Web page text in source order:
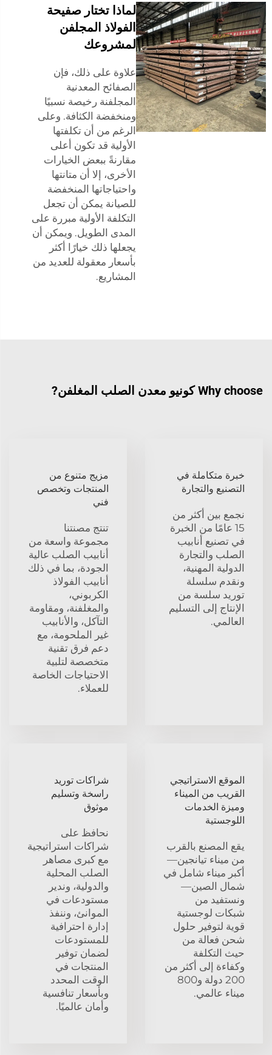
لماذا تختار صفيحة
الفولاذ المجلفن
لمشروعك
علاوة على ذلك، فإن
الصفائح المعدنية
المجلفنة رخيصة نسبيًا
ومنخفضة الكثافة. وعلى
الرغم من أن تكلفتها
الأولية قد تكون أعلى
مقارنةً ببعض الخيارات
الأخرى، إلا أن متانتها
واحتياجاتها المنخفضة
للصيانة يمكن أن تجعل
التكلفة الأولية مبررة على
المدى الطويل. ويمكن أن
يجعلها ذلك خيارًا أكثر
بأسعار معقولة للعديد من
المشاريع.
Why choose كونيو معدن الصلب المغلفن?
خبرة متكاملة في
التصنيع والتجارة
نجمع بين أكثر من
15 عامًا من الخبرة
في تصنيع أنابيب
الصلب والتجارة
الدولية المهنية،
ونقدم سلسلة
توريد سلسة من
الإنتاج إلى التسليم
العالمي.
مزيج متنوع من
المنتجات وتخصص
فني
تنتج مصنتنا
مجموعة واسعة من
أنابيب الصلب عالية
الجودة، بما في ذلك
أنابيب الفولاذ
الكربوني،
والمغلفنة، ومقاومة
التآكل، والأنابيب
غير الملحومة، مع
دعم فرق تقنية
متخصصة لتلبية
الاحتياجات الخاصة
للعملاء.
الموقع الاستراتيجي
القريب من الميناء
وميزة الخدمات
اللوجستية
يقع المصنع بالقرب
من ميناء تيانجين—
أكبر ميناء شامل في
شمال الصين—
ونستفيد من
شبكات لوجستية
قوية لتوفير حلول
شحن فعالة من
حيث التكلفة
وكفاءة إلى أكثر من
200 دولة و800
ميناء عالمي.
شراكات توريد
راسخة وتسليم
موثوق
نحافظ على
شراكات استراتيجية
مع كبرى مصاهر
الصلب المحلية
والدولية، وندير
مستودعات في
الموانئ، وننفذ
إدارة احترافية
للمستودعات
لضمان توفير
المنتجات في
الوقت المحدد
وبأسعار تنافسية
وأمان عالميًا.